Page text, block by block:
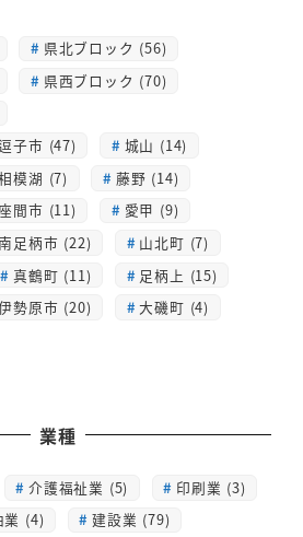
県北ブロック (56)
県西ブロック (70)
子市 (47)
城山 (14)
模湖 (7)
藤野 (14)
座間市 (11)
愛甲 (9)
足柄市 (22)
山北町 (7)
真鶴町 (11)
足柄上 (15)
勢原市 (20)
大磯町 (4)
業種
介護福祉業 (5)
印刷業 (3)
業 (4)
建設業 (79)